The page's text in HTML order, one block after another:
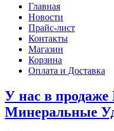
Главная
Новости
Прайс-лист
Контакты
Магазин
Корзина
Оплата и Доставка
У нас в
Минеральные